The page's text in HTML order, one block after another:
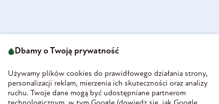
58-160 Świebodzice
REGON 890213034
INFORMACJE
Dbamy o Twoją prywatność
Używamy plików cookies do prawidłowego działania strony,
personalizacji reklam, mierzenia ich skuteczności oraz analizy
ruchu. Twoje dane mogą być udostępniane partnerom